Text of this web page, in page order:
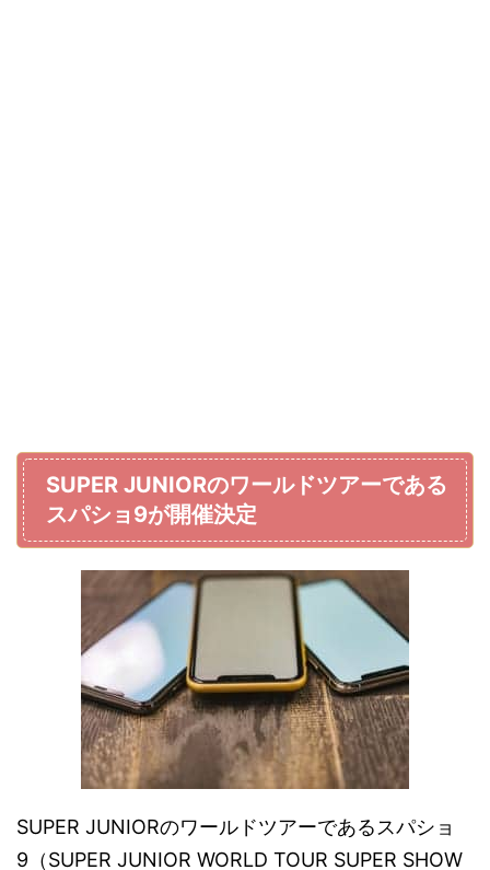
SUPER JUNIORのワールドツアーである
スパショ9が開催決定
SUPER JUNIORのワールドツアーであるスパショ
9（SUPER JUNIOR WORLD TOUR SUPER SHOW